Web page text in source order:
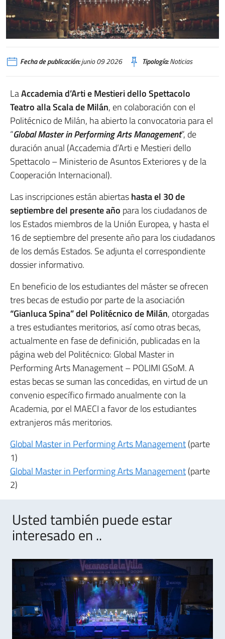
Fecha de publicación:junio 09 2026 Tipología:Noticias
LaAccademia d’Arti e Mestieri dello Spettacolo
Teatro alla Scala de Milán, en colaboración con el
Politécnico de Milán, ha abierto la convocatoria para el
“Global Master in Performing Arts Management”, de
duración anual (Accademia d’Arti e Mestieri dello
Spettacolo – Ministerio de Asuntos Exteriores y de la
Cooperación Internacional).
Las inscripciones están abiertashasta el 30 de
septiembre del presente año para los ciudadanos de
los Estados miembros de la Unión Europea, y hasta el
16 de septiembre del presente año para los ciudadanos
de los demás Estados. Se adjunta el correspondiente
dossier informativo.
En beneficio de los estudiantes del máster se ofrecen
tres becas de estudio por parte de la asociación
“Gianluca Spina” del Politécnico de Milán, otorgadas
a tres estudiantes meritorios, así como otras becas,
actualmente en fase de definición, publicadas en la
página web del Politécnico: Global Master in
Performing Arts Management – POLIMI GSoM. A
estas becas se suman las concedidas, en virtud de un
convenio específico firmado anualmente con la
Academia, por el MAECI a favor de los estudiantes
extranjeros más meritorios.
Global Master in Performing Arts Management(parte
1)
Global Master in Performing Arts Management(parte
2)
Usted también puede estar
interesado en ..